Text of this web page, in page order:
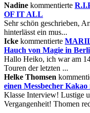
Nadine kommentierte
OF IT ALL
Sehr schön geschrieben,
hinterlässt ein mus...
Icke kommentierte
Hauch von Magie in
Hallo Heiko, ich war am
Touren der letzten ...
Helke Thomsen
einen Messbecher
Klasse Interview! Lustige
Vergangenheit! Thomen